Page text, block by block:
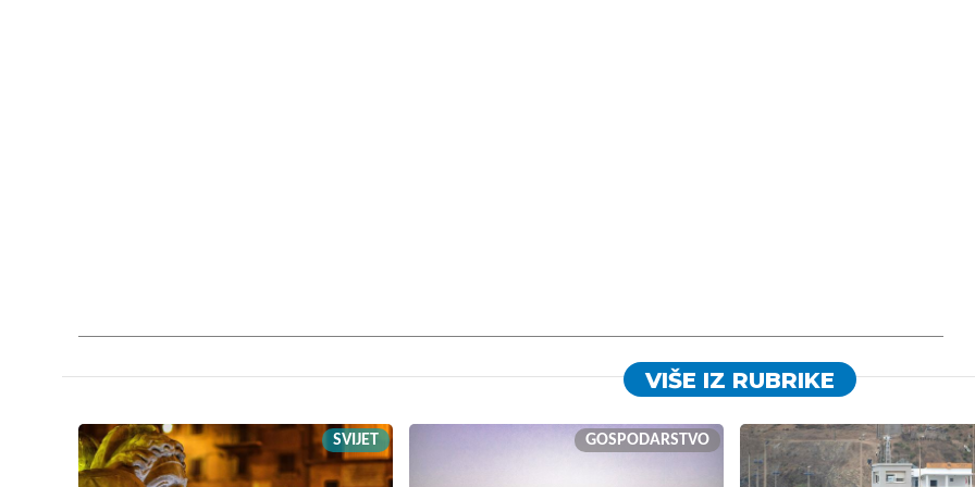
VIŠE IZ RUBRIKE
SVIJET GOSPODARSTVO